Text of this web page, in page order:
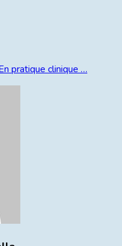
pratique clinique …